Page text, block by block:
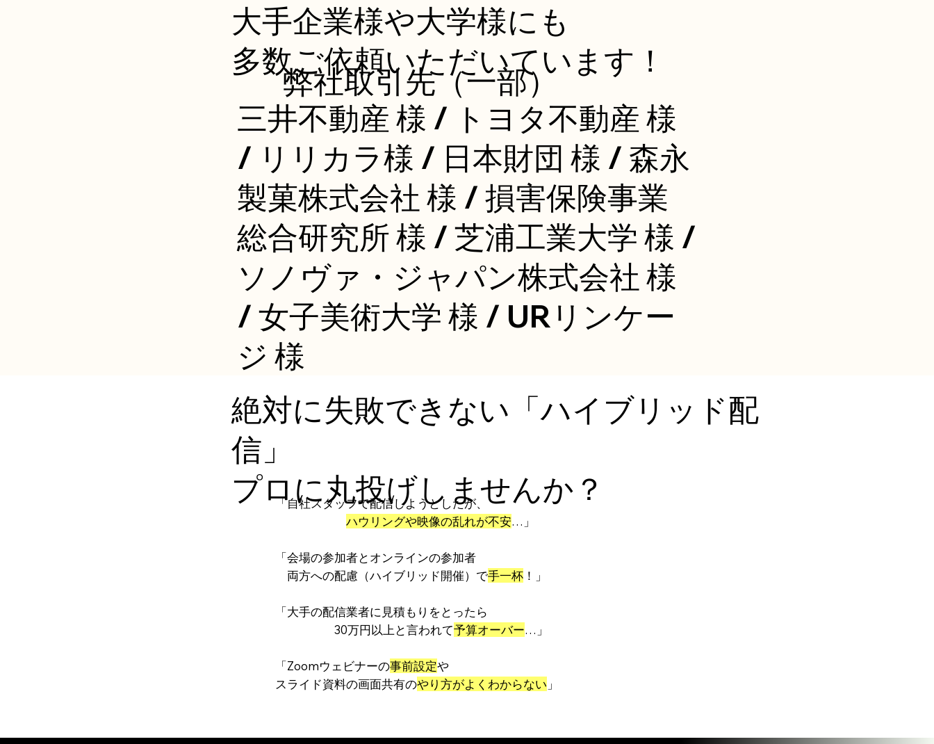
大手企業様や大学様にも
多数ご依頼いただいています！
三井不動産 様 / トヨタ不動産 様
/ リリカラ様 / 日本財団 様 / 森永
製菓株式会社 様 / 損害保険事業
総合研究所 様 / 芝浦工業大学 様 /
ソノヴァ・ジャパン株式会社 様
/ 女子美術大学 様 / URリンケー
ジ 様
弊社取引先（一部）
絶対に失敗できない「ハイブリッド配
信」
プロに丸投げしませんか？
「自社スタッフで配信しようとしたが、
ハウリングや映像の乱れが不安…」
「会場の参加者とオンラインの参加者
両方への配慮（ハイブリッド開催）で手一杯！」
「大手の配信業者に見積もりをとったら
30万円以上と言われて予算オーバー…」
「Zoomウェビナーの事前設定や
スライド資料の画面共有のやり方がよくわからない 」